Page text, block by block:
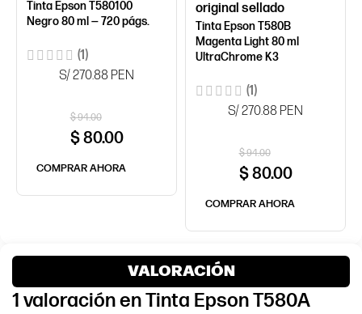
Tinta Epson T580100
Negro 80 ml — 720 págs.
(1)
$94.00
$80.00
S/ 270.88 PEN
COMPRAR AHORA
Tinta Epson T580B
Magenta Light 80 ml
UltraChrome K3
(1)
$94.00
$80.00
S/ 270.88 PEN
COMPRAR AHORA
VALORACIÓN
1 valoración enTinta Epson T580A